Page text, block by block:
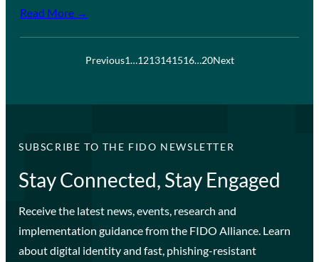
Read More →
Previous1…1213141516…20Next
SUBSCRIBE TO THE FIDO NEWSLETTER
Stay Connected, Stay Engaged
Receive the latest news, events, research and
implementation guidance from the FIDO Alliance. Learn
about digital identity and fast, phishing-resistant